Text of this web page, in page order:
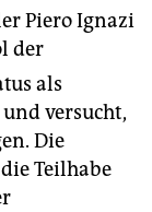
Piero Ignazi
der
als
und versucht,
Die
Teilhabe